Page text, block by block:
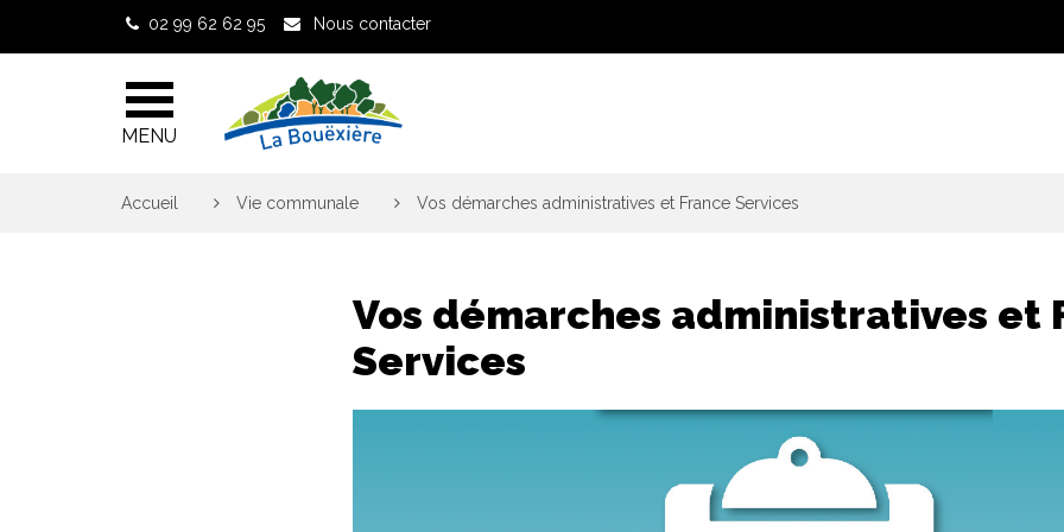
02 99 62 62 95 Nous contacter
MENU
Accueil Vie communale Vos démarches administratives et France Services
Vos démarches administratives et
Services